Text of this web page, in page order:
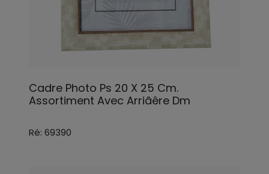
Cadre Photo Ps 20 X 25 Cm.
Assortiment Avec Arriãêre Dm
Ré: 69390